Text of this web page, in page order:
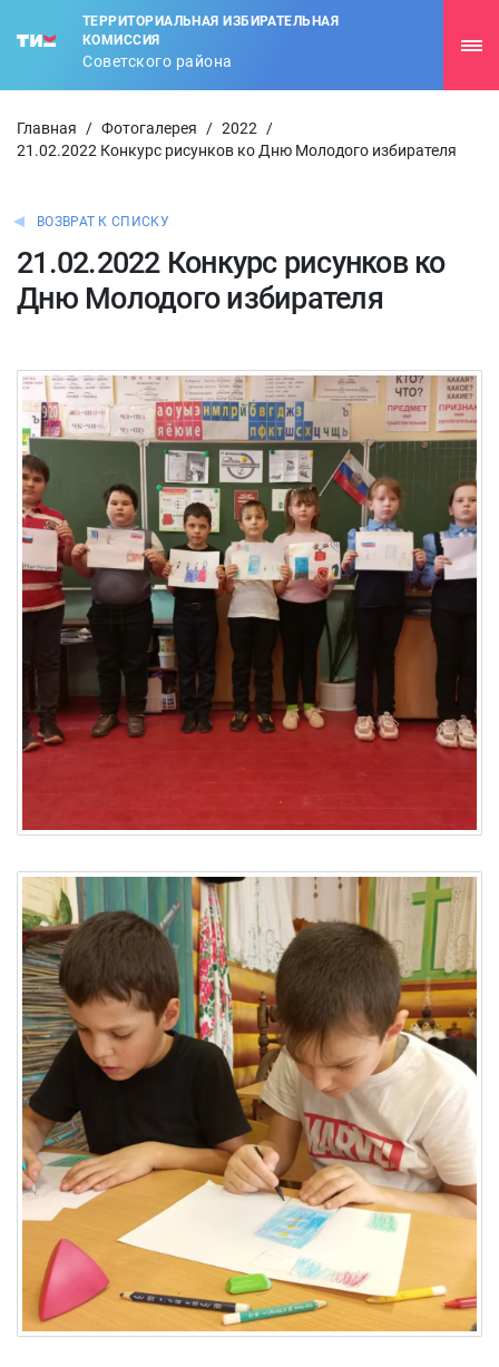
ТЕРРИТОРИАЛЬНАЯ ИЗБИРАТЕЛЬНАЯ
КОМИССИЯ
Советского района
Главная / Фотогалерея / 2022
/
21.02.2022 Конкурс рисунков ко Дню Молодого избирателя
ВОЗВРАТ К СПИСКУ
21.02.2022 Конкурс рисунков ко
Дню Молодого избирателя